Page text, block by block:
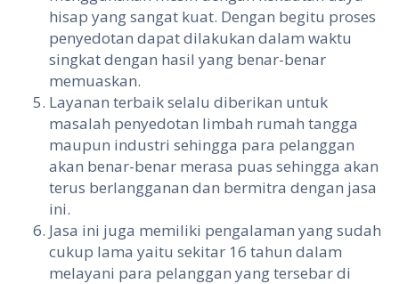
hisap yang sangat kuat. Dengan begitu proses
penyedotan dapat dilakukan dalam waktu
singkat dengan hasil yang benar-benar
memuaskan.
Layanan terbaik selalu diberikan untuk
masalah penyedotan limbah rumah tangga
maupun industri sehingga para pelanggan
akan benar-benar merasa puas sehingga akan
terus berlangganan dan bermitra dengan jasa
ini.
Jasa ini juga memiliki pengalaman yang sudah
cukup lama yaitu sekitar 16 tahun dalam
melayani para pelanggan yang tersebar di